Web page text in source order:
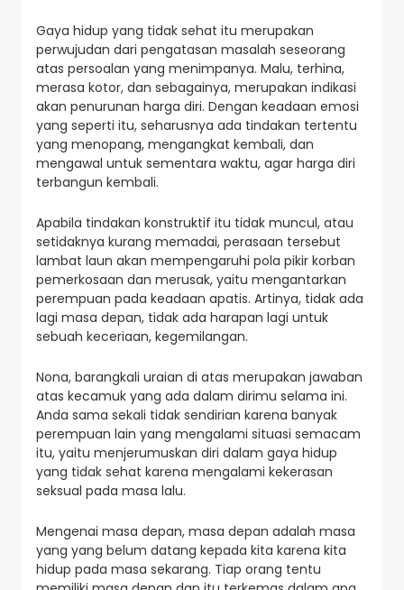
Gaya hidup yang tidak sehat itu merupakan
perwujudan dari pengatasan masalah seseorang
atas persoalan yang menimpanya. Malu, terhina,
merasa kotor, dan sebagainya, merupakan indikasi
akan penurunan harga diri. Dengan keadaan emosi
yang seperti itu, seharusnya ada tindakan tertentu
yang menopang, mengangkat kembali, dan
mengawal untuk sementara waktu, agar harga diri
terbangun kembali.
Apabila tindakan konstruktif itu tidak muncul, atau
setidaknya kurang memadai, perasaan tersebut
lambat laun akan mempengaruhi pola pikir korban
pemerkosaan dan merusak, yaitu mengantarkan
perempuan pada keadaan apatis. Artinya, tidak ada
lagi masa depan, tidak ada harapan lagi untuk
sebuah keceriaan, kegemilangan.
Nona, barangkali uraian di atas merupakan jawaban
atas kecamuk yang ada dalam dirimu selama ini.
Anda sama sekali tidak sendirian karena banyak
perempuan lain yang mengalami situasi semacam
itu, yaitu menjerumuskan diri dalam gaya hidup
yang tidak sehat karena mengalami kekerasan
seksual pada masa lalu.
Mengenai masa depan, masa depan adalah masa
yang yang belum datang kepada kita karena kita
hidup pada masa sekarang. Tiap orang tentu